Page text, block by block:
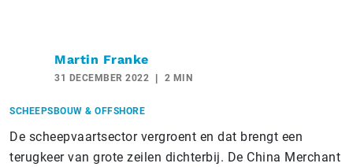
Martin Franke
31 DECEMBER 2022 2 MIN
SCHEEPSBOUW & OFFSHORE
De scheepvaartsector vergroent en dat brengt een
terugkeer van grote zeilen dichterbij. De China Merchant